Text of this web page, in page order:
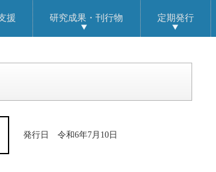
援 研究成果・刊行物 定期発行
発行日 令和6年7月10日